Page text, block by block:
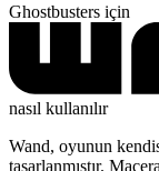
Ghostbusters için
nasıl kullanılır
Wand, oyunun
tasarlanmıştır.